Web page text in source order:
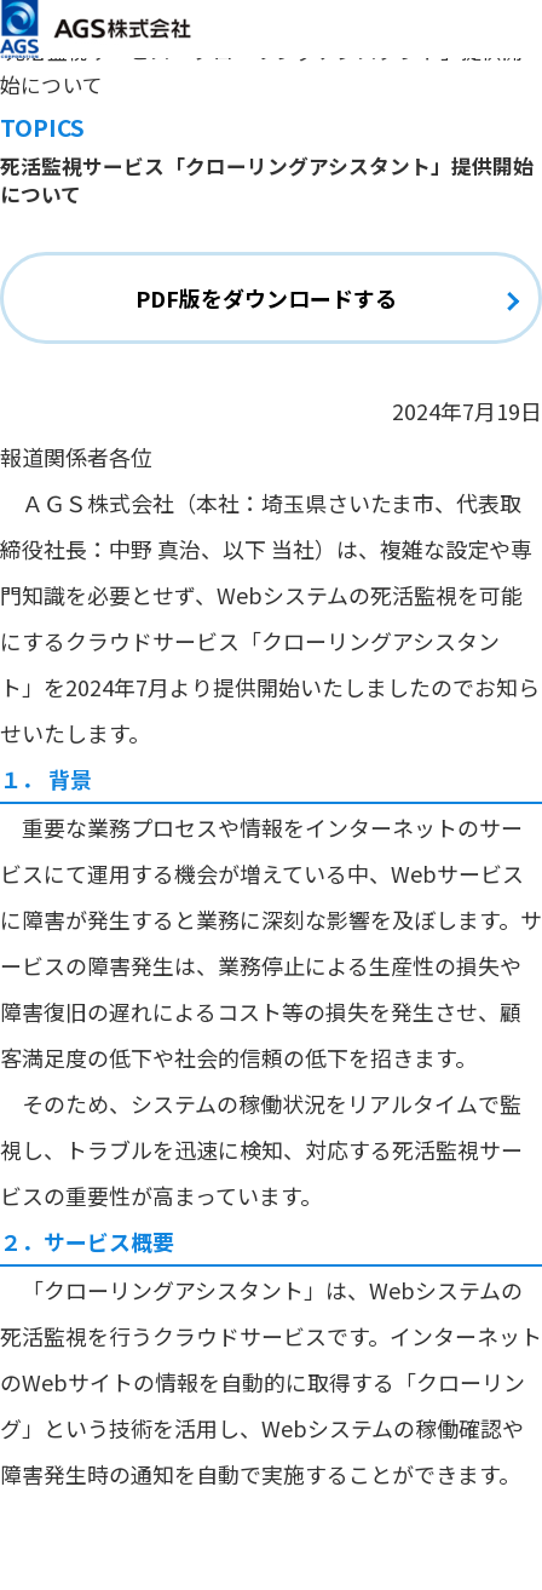
メインコンテンツまでスキップ
HOME トピックス
死活監視サービス「クローリングアシスタント」提供開
始について
TOPICS
死活監視サービス「クローリングアシスタント」提供開始
について
PDF版をダウンロードする
2024年7月19日
報道関係者各位
ＡＧＳ株式会社（本社：埼玉県さいたま市、代表取
締役社長：中野 真治、以下 当社）は、複雑な設定や専
門知識を必要とせず、Webシステムの死活監視を可能
にするクラウドサービス「クローリングアシスタン
ト」を2024年7月より提供開始いたしましたのでお知ら
せいたします。
１． 背景
重要な業務プロセスや情報をインターネットのサー
ビスにて運用する機会が増えている中、Webサービス
に障害が発生すると業務に深刻な影響を及ぼします。サ
ービスの障害発生は、業務停止による生産性の損失や
障害復旧の遅れによるコスト等の損失を発生させ、顧
客満足度の低下や社会的信頼の低下を招きます。
そのため、システムの稼働状況をリアルタイムで監
視し、トラブルを迅速に検知、対応する死活監視サー
ビスの重要性が高まっています。
２．サービス概要
「クローリングアシスタント」は、Webシステムの
死活監視を行うクラウドサービスです。インターネット
のWebサイトの情報を自動的に取得する「クローリン
グ」という技術を活用し、Webシステムの稼働確認や
障害発生時の通知を自動で実施することができます。